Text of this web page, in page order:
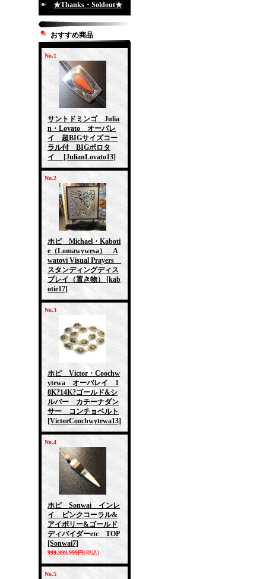
★Thanks・Soldout★
おすすめ商品
No.1
サントドミンゴ Julia
n・Lovato オーバレ
イ 超BIGサイズコー
ラル付 BIGボロタ
イ
[JulianLovato13]
No.2
ホピ Michael・Kaboti
e（Lomawywesa） A
watovi Visual Prayers
スタンディングディス
プレイ（置き物）
[kab
otie17]
No.3
ホピ Victor・Coochw
ytewa オーバレイ 1
8K?14K?ゴールド&シ
ルバー カチーナダン
サー コンチョベルト
[VictorCoochwytewa13]
No.4
ホピ Sonwai インレ
イ ピンクコーラル&
アイボリー&ゴールド
ディバイダーetc TOP
[Sonwai7]
999,999,999円(税込)
No.5